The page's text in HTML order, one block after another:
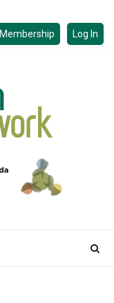
Membership Log In